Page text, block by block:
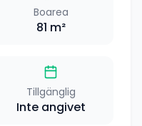
Boarea
81 m²
Tillgänglig
Inte angivet